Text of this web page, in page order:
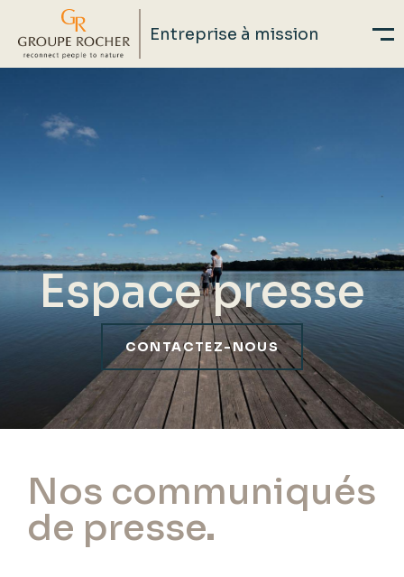
Entreprise à mission
Espace presse
CONTACTEZ-NOUS
Nos communiqués
de presse